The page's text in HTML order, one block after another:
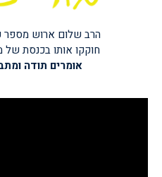
הרב שלום ארוש מספר
חוקקו אותו בכנסת
אומרים תודה